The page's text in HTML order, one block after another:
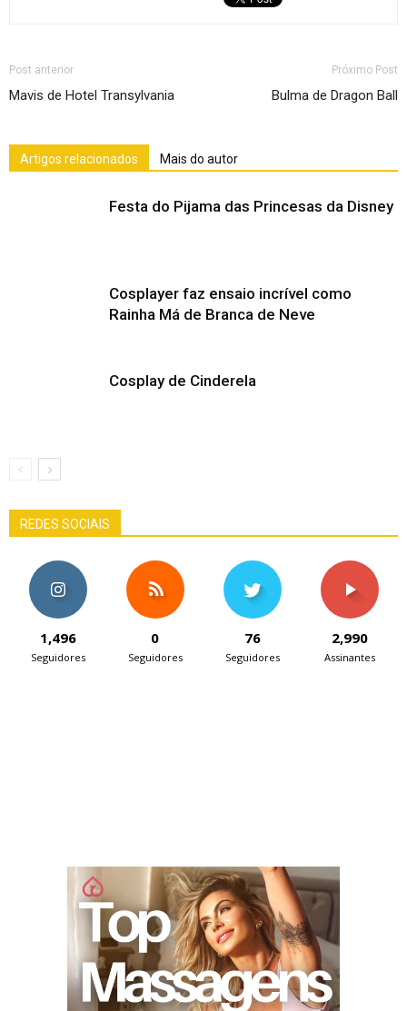
Post anterior
Mavis de Hotel Transylvania
Próximo Post
Bulma de Dragon Ball
Artigos relacionados Mais do autor
Festa do Pijama das Princesas da Disney
Cosplayer faz ensaio incrível como
Rainha Má de Branca de Neve
Cosplay de Cinderela
REDES SOCIAIS
1,496
Seguidores
0
Seguidores
76
Seguidores
2,990
Assinantes